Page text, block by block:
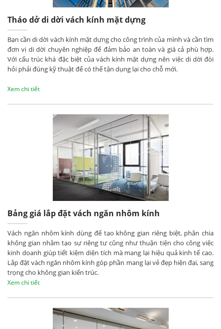
Tháo dở di dời vách kính mặt dựng
Bạn cần di dời vách kính mặt dựng cho công trình của mình và cần tìm
đơn vị di dời chuyên nghiệp để đảm bảo an toàn và giá cả phù hợp.
Với cấu trúc khá đặc biệt của vách kính mặt dựng nên việc di dời đòi
hỏi phải đúng kỹ thuật để có thể tận dụng lại cho chỗ mới.
Xem chi tiết
Bảng giá lắp đặt vách ngăn nhôm kính
Vách ngăn nhôm kính dùng để tạo không gian riêng biệt, phân chia
không gian nhằm tạo sự riêng tư cũng như thuận tiện cho công việc
kinh doanh giúp tiết kiệm diện tích mà mang lại hiệu quả kinh tế cao.
Lắp đặt vách ngăn nhôm kính góp phần mang lại vẻ đẹp hiện đại, sang
trọng cho không gian kiến trúc.
Xem chi tiết